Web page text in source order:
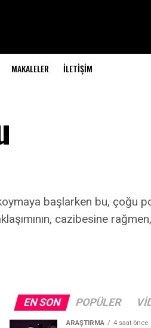
MAKALELER İLETIŞIM
başlarken bu, çoğu
cazibesine
EN SON POPÜLER
ARAŞTIRMA 4 saat önce